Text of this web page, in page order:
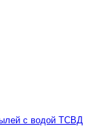
с водой ТСВД